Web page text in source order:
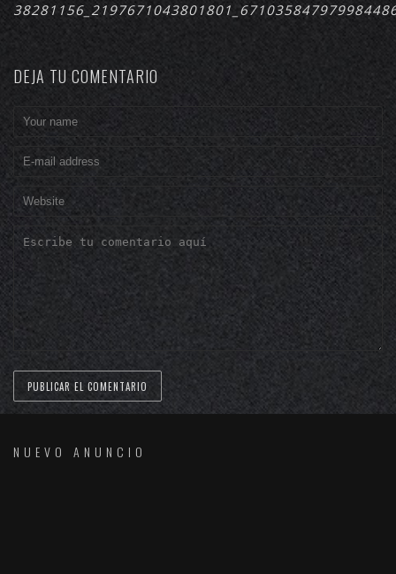
DEJA TU COMENTARIO
NUEVO ANUNCIO